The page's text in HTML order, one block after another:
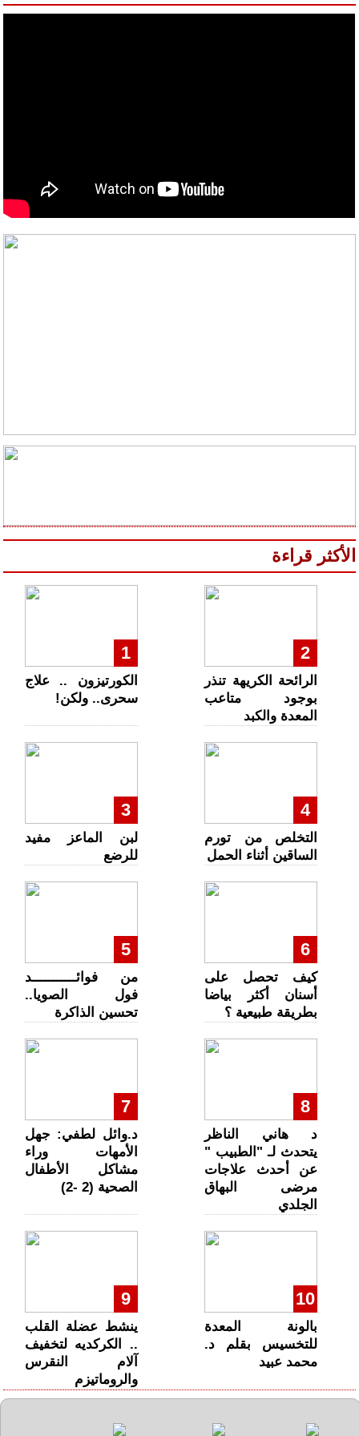
الأكثر قراءة
1
الكورتيزون .. علاج
سحرى.. ولكن!
2
الرائحة الكريهة تنذر
بوجود متاعب
المعدة والكبد
3
لبن الماعز مفيد
للرضع
4
التخلص من تورم
الساقين أثناء الحمل
5
من فوائـــــــــــد
فول الصويا..
تحسين الذاكرة
6
كيف تحصل على
أسنان أكثر بياضا
بطريقة طبيعية ؟
7
د.وائل لطفي: جهل
الأمهات وراء
مشاكل الأطفال
الصحية (2 -2)
8
د هاني الناظر
يتحدث لـ "الطبيب "
عن أحدث علاجات
مرضى البهاق
الجلدي
9
ينشط عضلة القلب
.. الكركديه لتخفيف
آلام النقرس
والروماتيزم
10
بالونة المعدة
للتخسيس بقلم د.
محمد عبيد